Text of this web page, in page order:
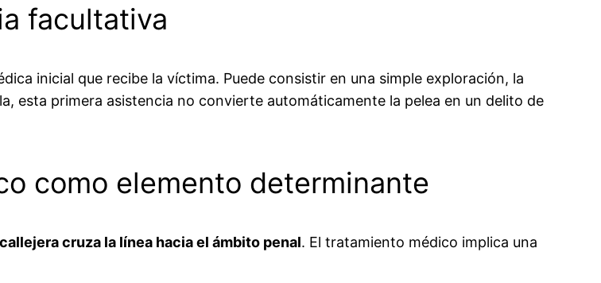
facultativa
inicial que recibe la víctima. Puede consistir en una simple exploración, la
esta primera asistencia no convierte automáticamente la pelea en un delito de
como elemento determinante
cruza la línea hacia el ámbito penal. El tratamiento médico implica una